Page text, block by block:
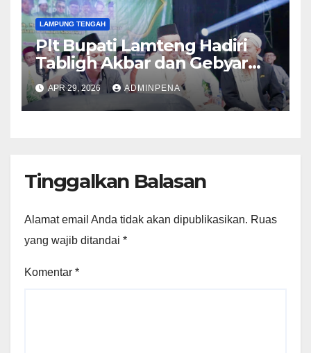
LAMPUNG TENGAH
Plt Bupati Lamteng Hadiri
Tabligh Akbar dan Gebyar
Sholawat JASKO di Ponpes
Tahfidzul Quran Al Fattah
APR 29, 2026 ADMINPENA
Tinggalkan Balasan
Alamat email Anda tidak akan dipublikasikan. Ruas
yang wajib ditandai *
Komentar *